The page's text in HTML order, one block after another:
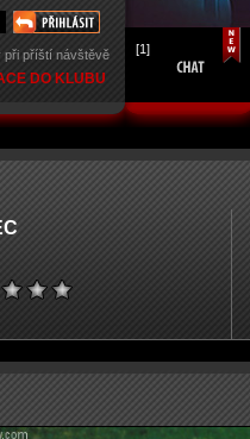
při příští návštěvě
DO KLUBU
[1]